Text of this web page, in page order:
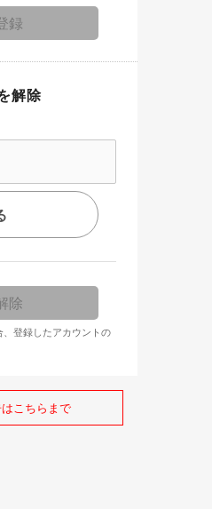
録
解除
除
登録したアカウントの
こちらまで